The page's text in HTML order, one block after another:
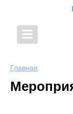
Главная